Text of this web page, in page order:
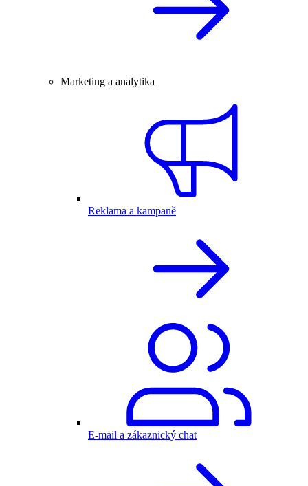
Marketing a analytika
Reklama a kampaně
E-mail a zákaznický chat